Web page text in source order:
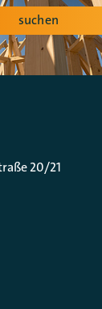
suchen
20/21